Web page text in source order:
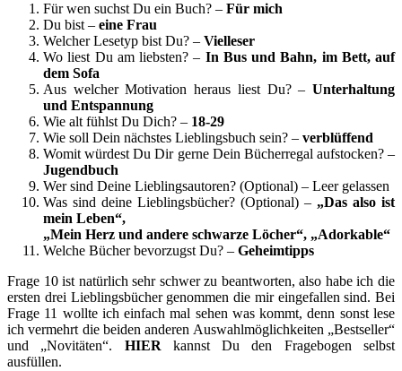
Für wen suchst Du ein Buch? – Für mich
Du bist – eine Frau
Welcher Lesetyp bist Du? – Vielleser
Wo liest Du am liebsten? – In Bus und Bahn, im Bett, auf
dem Sofa
Aus welcher Motivation heraus liest Du? – Unterhaltung
und Entspannung
Wie alt fühlst Du Dich? – 18-29
Wie soll Dein nächstes Lieblingsbuch sein? – verblüffend
Womit würdest Du Dir gerne Dein Bücherregal aufstocken? –
Jugendbuch
Wer sind Deine Lieblingsautoren? (Optional) – Leer gelassen
Was sind deine Lieblingsbücher? (Optional) – „Das also ist
mein Leben“,
„Mein Herz und andere schwarze Löcher“, „Adorkable“
Welche Bücher bevorzugst Du? – Geheimtipps
Frage 10 ist natürlich sehr schwer zu beantworten, also habe ich die
ersten drei Lieblingsbücher genommen die mir eingefallen sind. Bei
Frage 11 wollte ich einfach mal sehen was kommt, denn sonst lese
ich vermehrt die beiden anderen Auswahlmöglichkeiten „Bestseller“
und „Novitäten“. HIERkannst Du den Fragebogen selbst
ausfüllen.